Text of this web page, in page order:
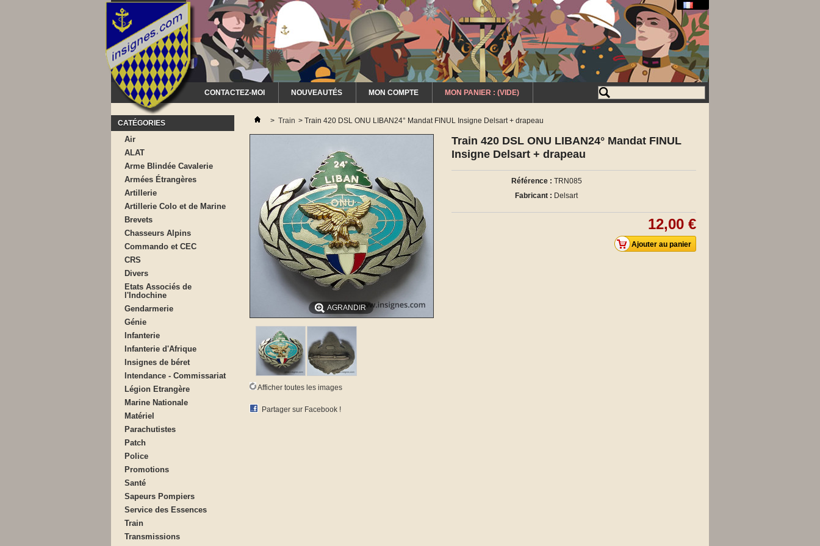
CONTACTEZ-MOI NOUVEAUTÉS MON COMPTE MON PANIER : (VIDE)
CATÉGORIES
Air
ALAT
Arme Blindée Cavalerie
Armées Étrangères
Artillerie
Artillerie Colo et de Marine
Brevets
Chasseurs Alpins
Commando et CEC
CRS
Divers
Etats Associés de
l'Indochine
Gendarmerie
Génie
Infanterie
Infanterie d'Afrique
Insignes de béret
Intendance - Commissariat
Légion Etrangère
Marine Nationale
Matériel
Parachutistes
Patch
Police
Promotions
Santé
Sapeurs Pompiers
Service des Essences
Train
Transmissions
> Train > Train 420 DSL ONU LIBAN24° Mandat FINUL Insigne Delsart + drapeau
AGRANDIR
Afficher toutes les images
Partager sur Facebook !
Train 420 DSL ONU LIBAN24° Mandat FINUL
Insigne Delsart + drapeau
Référence : TRN085
Fabricant : Delsart
12,00 €